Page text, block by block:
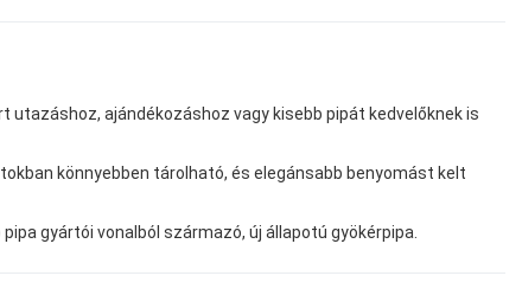
utazáshoz, ajándékozáshoz vagy kisebb pipát kedvelőknek is
könnyebben tárolható, és elegánsabb benyomást kelt
pipa gyártói vonalból származó, új állapotú gyökérpipa.